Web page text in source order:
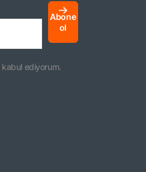
Abone
ol
kabul ediyorum.